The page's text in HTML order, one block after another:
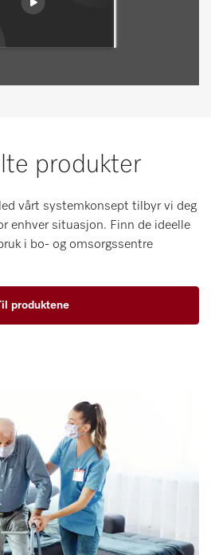
produkter
vårt systemkonsept tilbyr vi deg
enhver situasjon. Finn de ideelle
i bo- og omsorgssentre
produktene